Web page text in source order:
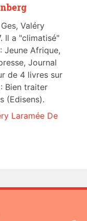
Valéry
Il a "climatisé"
Jeune Afrique,
Journal
de 4 livres sur
Bien traiter
(Edisens).
Laramée De